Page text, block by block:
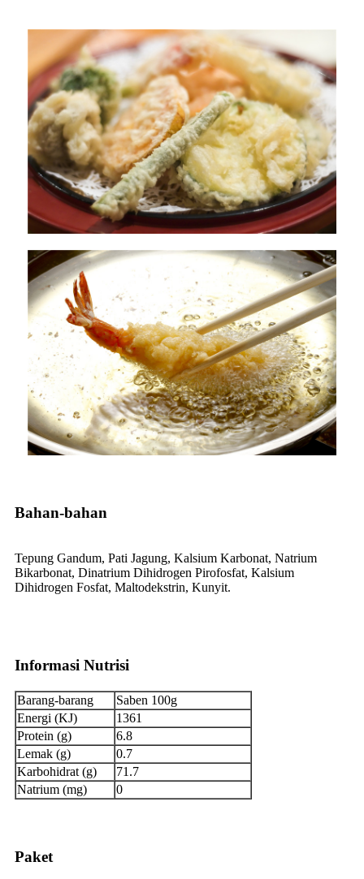
Bahan-bahan
Tepung Gandum, Pati Jagung, Kalsium Karbonat, Natrium
Bikarbonat, Dinatrium Dihidrogen Pirofosfat, Kalsium
Dihidrogen Fosfat, Maltodekstrin, Kunyit.
Informasi Nutrisi
Barang-barang
Saben 100g
Energi (KJ)
1361
Protein (g)
6.8
Lemak (g)
0.7
Karbohidrat (g)
71.7
Natrium (mg)
0
Paket